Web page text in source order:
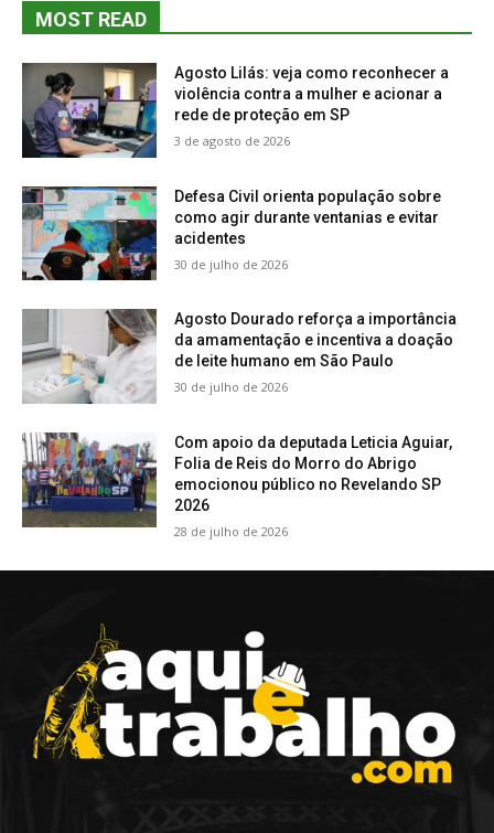
MOST READ
Agosto Lilás: veja como reconhecer a
violência contra a mulher e acionar a
rede de proteção em SP
3 de agosto de 2026
Defesa Civil orienta população sobre
como agir durante ventanias e evitar
acidentes
30 de julho de 2026
Agosto Dourado reforça a importância
da amamentação e incentiva a doação
de leite humano em São Paulo
30 de julho de 2026
Com apoio da deputada Leticia Aguiar,
Folia de Reis do Morro do Abrigo
emocionou público no Revelando SP
2026
28 de julho de 2026